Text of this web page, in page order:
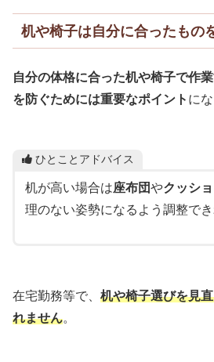
机や椅子は自分に合ったもの
自分の体格に合った机や椅子で作
を防ぐためには重要なポイント にな
ひとことアドバイス
机が高い場合は座布団やクッシ
理のない姿勢になるよう調整でき
在宅勤務等で、 机や椅子選びを見
れません。